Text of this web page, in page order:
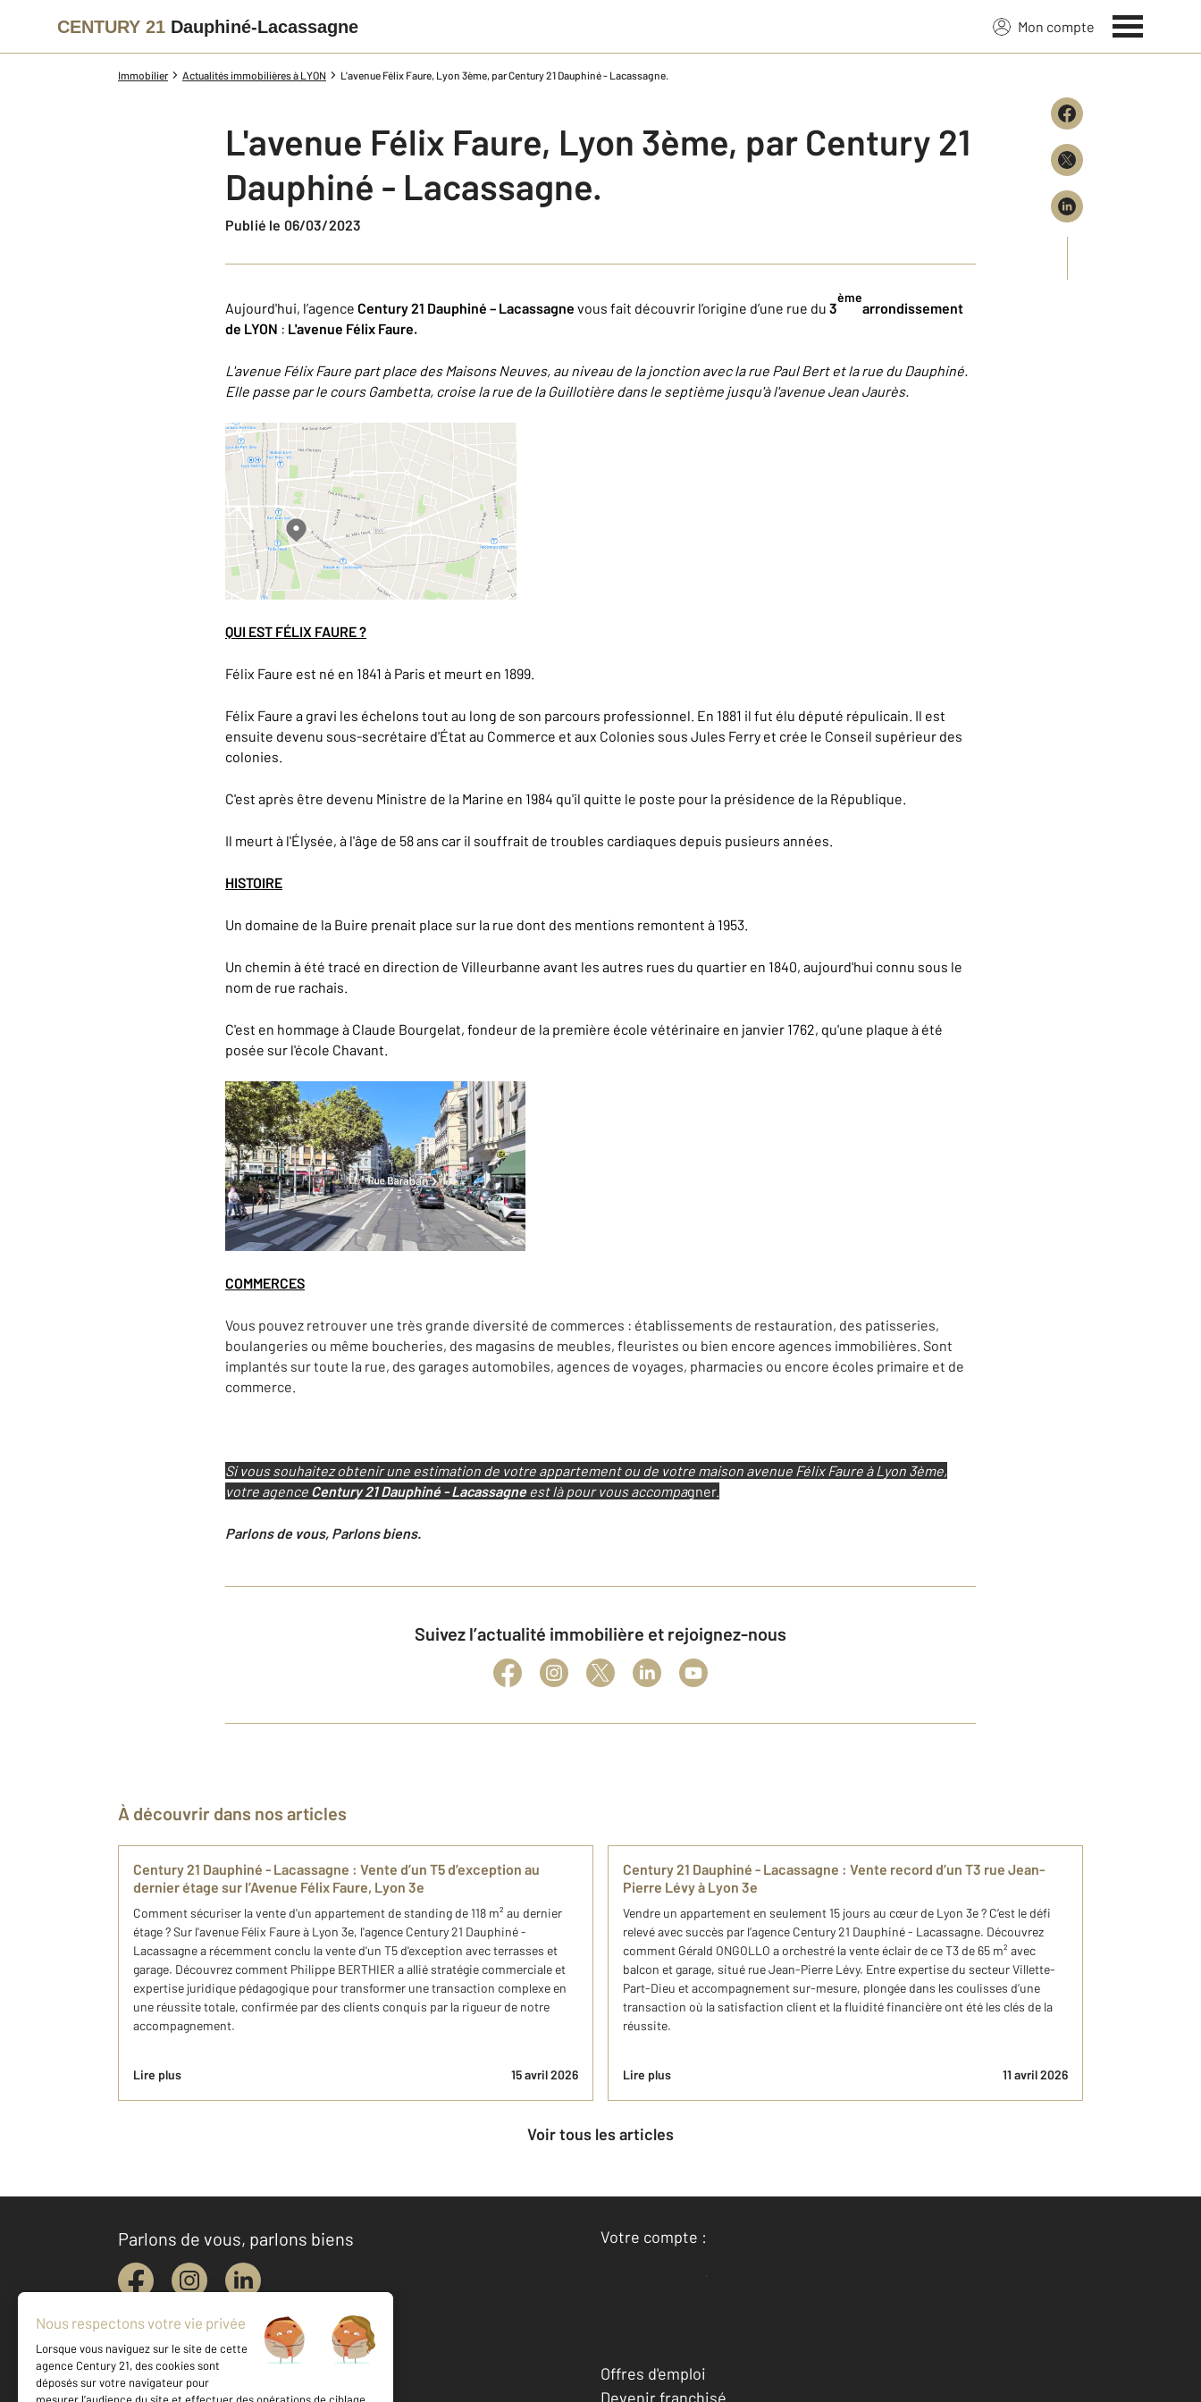
CENTURY 21 Dauphiné-Lacassagne Mon compte
Immobilier Actualités immobilières à LYON L'avenue Félix Faure, Lyon 3ème, par Century 21 Dauphiné - Lacassagne.
L'avenue Félix Faure, Lyon 3ème, par Century 21
Dauphiné - Lacassagne.
Publié le 06/03/2023
Aujourd'hui, l’agence Century 21 Dauphiné – Lacassagne vous fait découvrir l’origine d’une rue du 3
ème
arrondissement
de LYON : L'avenue Félix Faure.
L'avenue Félix Faure part place des Maisons Neuves, au niveau de la jonction avec la rue Paul Bert et la rue du Dauphiné.
Elle passe par le cours Gambetta, croise la rue de la Guillotière dans le septième jusqu'à l'avenue Jean Jaurès.
QUI EST FÉLIX FAURE ?
Félix Faure est né en 1841 à Paris et meurt en 1899.
Félix Faure a gravi les échelons tout au long de son parcours professionnel. En 1881 il fut élu député répulicain. Il est
ensuite devenu sous-secrétaire d'État au Commerce et aux Colonies sous Jules Ferry et crée le Conseil supérieur des
colonies.
C'est après être devenu Ministre de la Marine en 1984 qu'il quitte le poste pour la présidence de la République.
Il meurt à l'Élysée, à l'âge de 58 ans car il souffrait de troubles cardiaques depuis pusieurs années.
HISTOIRE
Un domaine de la Buire prenait place sur la rue dont des mentions remontent à 1953.
Un chemin à été tracé en direction de Villeurbanne avant les autres rues du quartier en 1840, aujourd'hui connu sous le
nom de rue rachais.
C'est en hommage à Claude Bourgelat, fondeur de la première école vétérinaire en janvier 1762, qu'une plaque à été
posée sur l'école Chavant.
COMMERCES
Vous pouvez retrouver une très grande diversité de commerces : établissements de restauration, des patisseries,
boulangeries ou même boucheries, des magasins de meubles, fleuristes ou bien encore agences immobilières. Sont
implantés sur toute la rue, des garages automobiles, agences de voyages, pharmacies ou encore écoles primaire et de
commerce.
Si vous souhaitez obtenir une estimation de votre appartement ou de votre maison avenue Félix Faure à Lyon 3ème,
votre agence Century 21 Dauphiné - Lacassagneest là pour vous accompagner.
Parlons de vous, Parlons biens.
Suivez l’actualité immobilière et rejoignez-nous
À découvrir dans nos articles
Century 21 Dauphiné - Lacassagne : Vente d’un T5 d’exception au
dernier étage sur l’Avenue Félix Faure, Lyon 3e
Comment sécuriser la vente d'un appartement de standing de 118 m² au dernier
étage ? Sur l'avenue Félix Faure à Lyon 3e, l'agence Century 21 Dauphiné -
Lacassagne a récemment conclu la vente d'un T5 d'exception avec terrasses et
garage. Découvrez comment Philippe BERTHIER a allié stratégie commerciale et
expertise juridique pédagogique pour transformer une transaction complexe en
une réussite totale, confirmée par des clients conquis par la rigueur de notre
accompagnement.
Lire plus 15 avril 2026
Century 21 Dauphiné - Lacassagne : Vente record d’un T3 rue Jean-
Pierre Lévy à Lyon 3e
Vendre un appartement en seulement 15 jours au cœur de Lyon 3e ? C’est le défi
relevé avec succès par l’agence Century 21 Dauphiné - Lacassagne. Découvrez
comment Gérald ONGOLLO a orchestré la vente éclair de ce T3 de 65 m² avec
balcon et garage, situé rue Jean-Pierre Lévy. Entre expertise du secteur Villette-
Part-Dieu et accompagnement sur-mesure, plongée dans les coulisses d’une
transaction où la satisfaction client et la fluidité financière ont été les clés de la
réussite.
Lire plus 11 avril 2026
Voir tous les articles
Parlons de vous, parlons biens
Votre compte :
Accéder à mon compte
Offres d'emploi
Devenir franchisé